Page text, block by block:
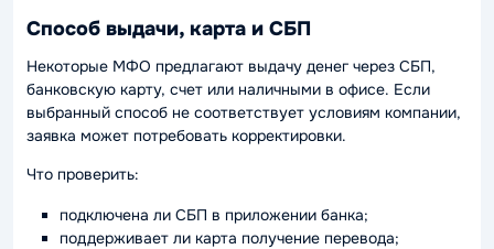
Способ выдачи, карта и СБП
Некоторые МФО предлагают выдачу денег через СБП,
банковскую карту, счет или наличными в офисе. Если
выбранный способ не соответствует условиям компании,
заявка может потребовать корректировки.
Что проверить:
подключена ли СБП в приложении банка;
поддерживает ли карта получение перевода;